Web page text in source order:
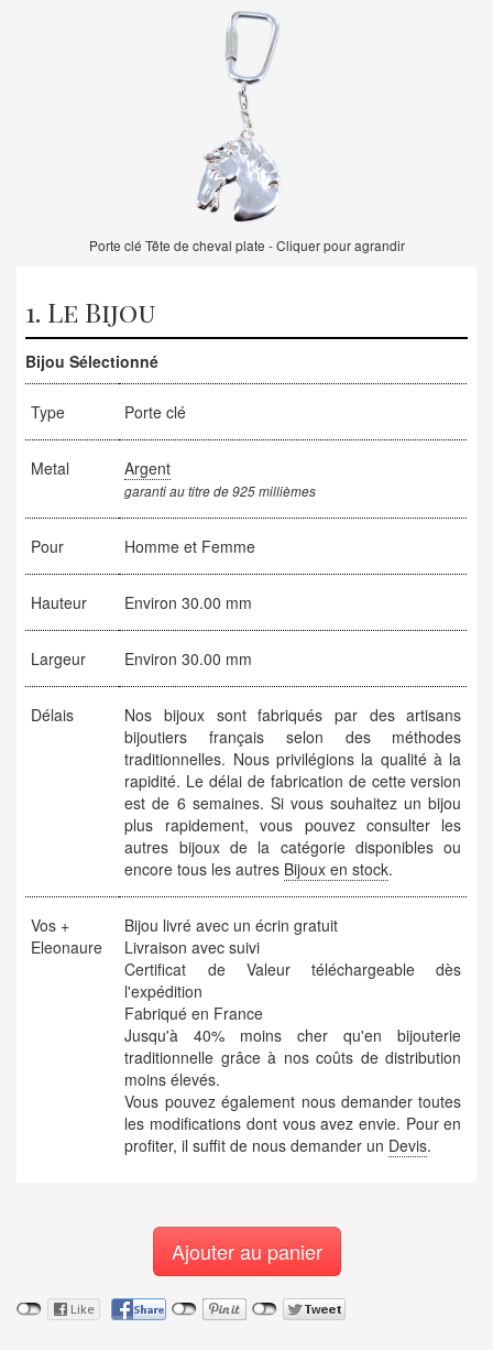
Porte clé Tête de cheval plate - Cliquer pour agrandir
1. Le Bijou
Bijou Sélectionné
Type Porte clé
Metal Argent
garanti au titre de 925 millièmes
Pour Homme et Femme
Hauteur Environ 30.00 mm
Largeur Environ 30.00 mm
Délais
Nos bijoux sont fabriqués par des artisans
bijoutiers français selon des méthodes
traditionnelles. Nous privilégions la qualité à la
rapidité. Le délai de fabrication de cette version
est de 6 semaines. Si vous souhaitez un bijou
plus rapidement, vous pouvez consulter les
autres bijoux de la catégorie disponibles ou
encore tous les autres Bijoux en stock.
Vos +
Eleonaure
Bijou livré avec un écrin gratuit
Livraison avec suivi
Certificat de Valeur téléchargeable dès
l'expédition
Fabriqué en France
Jusqu'à 40% moins cher qu'en bijouterie
traditionnelle grâce à nos coûts de distribution
moins élevés.
Vous pouvez également nous demander toutes
les modifications dont vous avez envie. Pour en
profiter, il suffit de nous demander un Devis.
Ajouter au panier